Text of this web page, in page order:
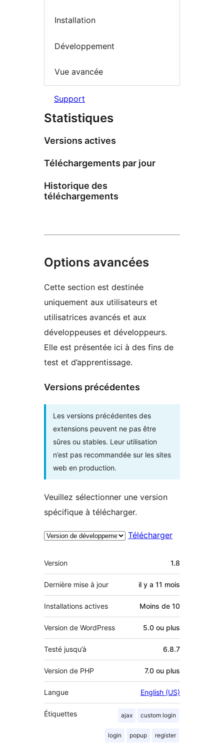
Installation
Développement
Vue avancée
Support
Statistiques
Versions actives
Téléchargements par jour
Historique des
téléchargements
Options avancées
Cette section est destinée
uniquement aux utilisateurs et
utilisatrices avancés et aux
développeuses et développeurs.
Elle est présentée ici à des fins de
test et d’apprentissage.
Versions précédentes
Les versions précédentes des
extensions peuvent ne pas être
sûres ou stables. Leur utilisation
n’est pas recommandée sur les sites
web en production.
Veuillez sélectionner une version
spécifique à télécharger.
Télécharger
Méta
Version 1.8
Dernière mise à jour il y a 11 mois
Installations actives Moins de 10
Version de WordPress 5.0 ou plus
Testé jusqu’à 6.8.7
Version de PHP 7.0 ou plus
Langue English (US)
Étiquettes ajax custom login
login popup register